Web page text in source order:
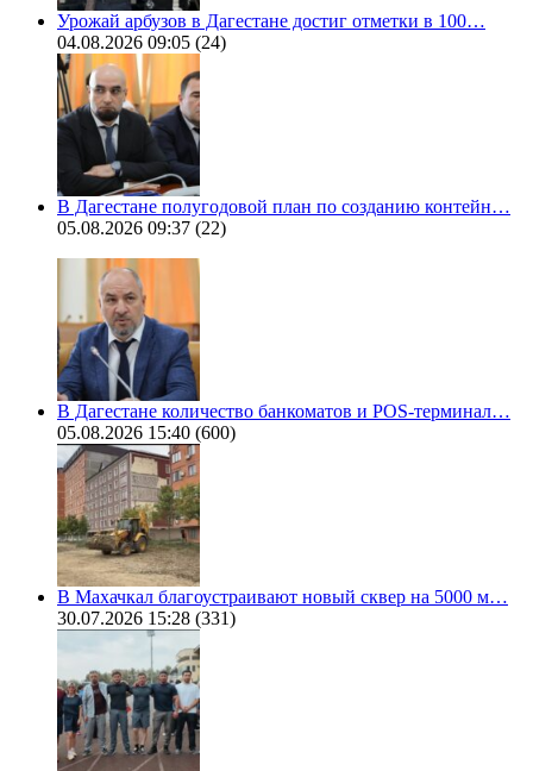
Урожай арбузов в Дагестане достиг отметки в 100…
04.08.2026 09:05 (24)
В Дагестане полугодовой план по созданию контейн…
05.08.2026 09:37 (22)
В Дагестане количество банкоматов и POS-терминал…
05.08.2026 15:40 (600)
В Махачкал благоустраивают новый сквер на 5000 м…
30.07.2026 15:28 (331)